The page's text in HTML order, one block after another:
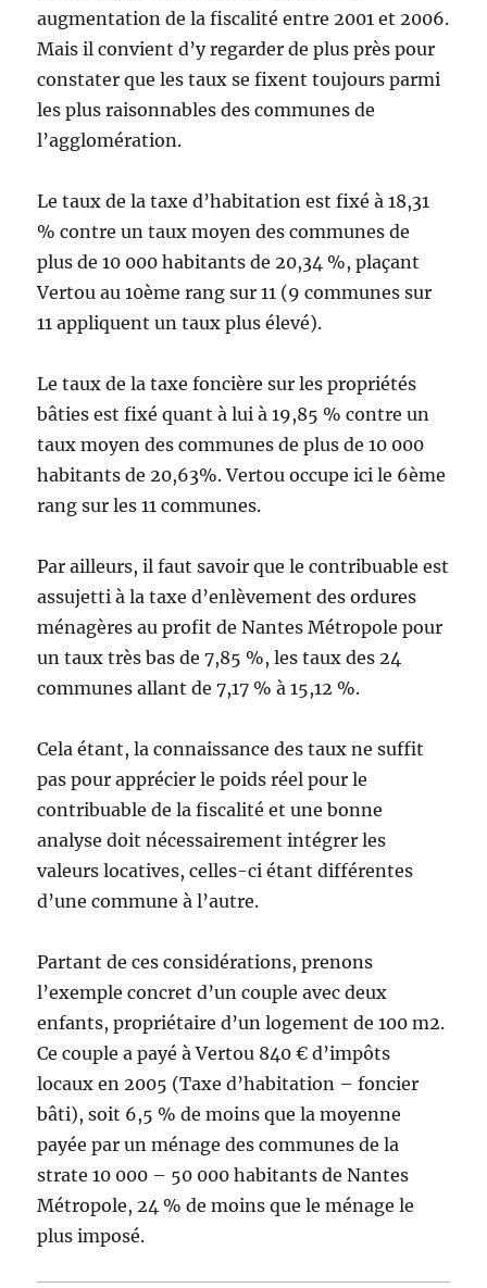
augmentation de la fiscalité entre 2001 et 2006.
Mais il convient d’y regarder de plus près pour
constater que les taux se fixent toujours parmi
les plus raisonnables des communes de
l’agglomération.
Le taux de la taxe d’habitation est fixé à 18,31
% contre un taux moyen des communes de
plus de 10 000 habitants de 20,34 %, plaçant
Vertou au 10ème rang sur 11 (9 communes sur
11 appliquent un taux plus élevé).
Le taux de la taxe foncière sur les propriétés
bâties est fixé quant à lui à 19,85 % contre un
taux moyen des communes de plus de 10 000
habitants de 20,63%. Vertou occupe ici le 6ème
rang sur les 11 communes.
Par ailleurs, il faut savoir que le contribuable est
assujetti à la taxe d’enlèvement des ordures
ménagères au profit de Nantes Métropole pour
un taux très bas de 7,85 %, les taux des 24
communes allant de 7,17 % à 15,12 %.
Cela étant, la connaissance des taux ne suffit
pas pour apprécier le poids réel pour le
contribuable de la fiscalité et une bonne
analyse doit nécessairement intégrer les
valeurs locatives, celles-ci étant différentes
d’une commune à l’autre.
Partant de ces considérations, prenons
l’exemple concret d’un couple avec deux
enfants, propriétaire d’un logement de 100 m2.
Ce couple a payé à Vertou 840 € d’impôts
locaux en 2005 (Taxe d’habitation – foncier
bâti), soit 6,5 % de moins que la moyenne
payée par un ménage des communes de la
strate 10 000 – 50 000 habitants de Nantes
Métropole, 24 % de moins que le ménage le
plus imposé.